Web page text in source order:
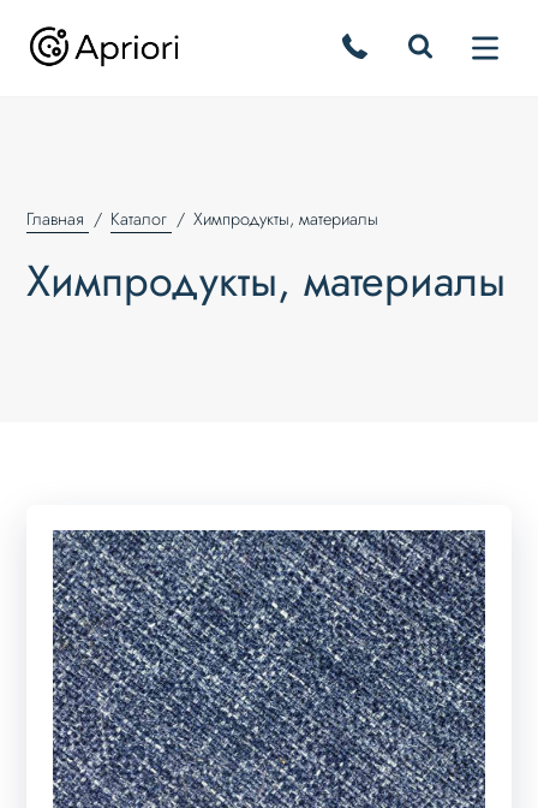
Главная Каталог Химпродукты, материалы
Химпродукты, материалы